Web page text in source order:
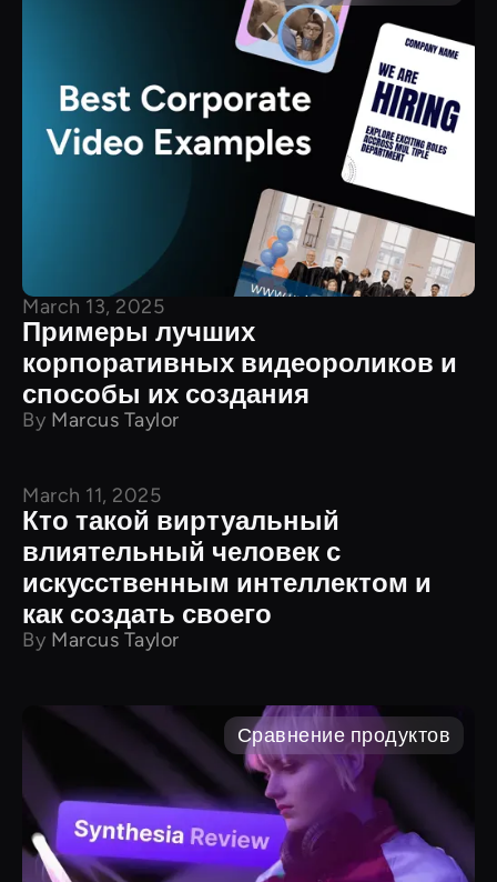
March 13, 2025
Примеры лучших
корпоративных видеороликов и
способы их создания
By Marcus Taylor
Учебные пособия
March 11, 2025
Кто такой виртуальный
влиятельный человек с
искусственным интеллектом и
как создать своего
By Marcus Taylor
Сравнение продуктов